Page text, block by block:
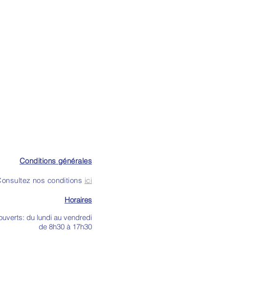
Conditions générales
nos conditions ici
Horaires
du lundi au vendredi
de 8h30 à 17h30